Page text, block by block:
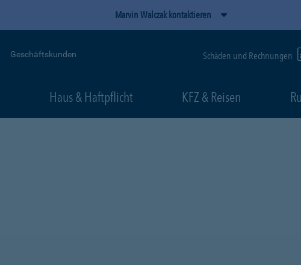
Marvin Walczak kontaktieren
Geschäftskunden Schäden und Rechnungen
Haus & Haftpflicht KFZ & Reisen